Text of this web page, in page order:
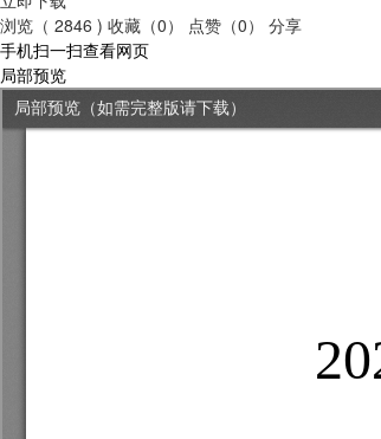
浏览（ 2846 ) 收藏（0） 点赞（0）
分享
手机扫一扫查看网页
局部预览